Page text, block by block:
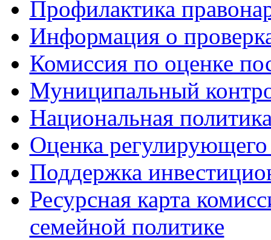
Профилактика
Информация о
Комиссия по оценке
Муниципальный
Национальная
Оценка регулирующего
Поддержка
Ресурсная карта
семейной политике